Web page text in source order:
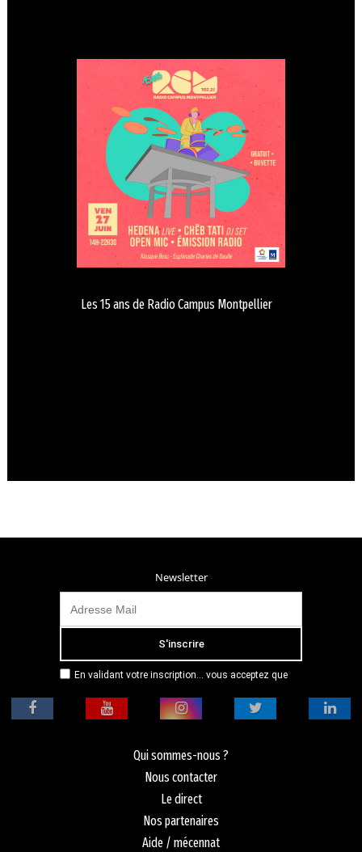
Les 15 ans de Radio Campus Montpellier
Newsletter
En validant votre inscription... vous acceptez que
adresse email dans le but de vous envoyer
mensuellement sa lettre d’informations. Pour plus
politique de confidentialité.
Qui sommes-nous ?
Nous contacter
Le direct
Nos partenaires
Aide / mécennat